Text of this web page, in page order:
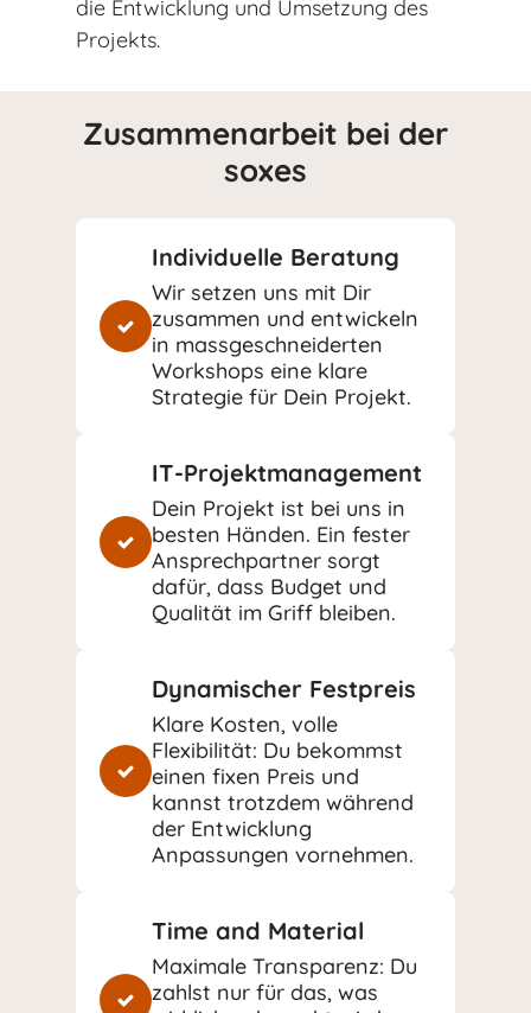
die Entwicklung und Umsetzung des
Projekts.
Zusammenarbeit bei der
soxes
Individuelle Beratung
Wir setzen uns mit Dir
zusammen und entwickeln
in massgeschneiderten
Workshops eine klare
Strategie für Dein Projekt.
IT-Projektmanagement
Dein Projekt ist bei uns in
besten Händen. Ein fester
Ansprechpartner sorgt
dafür, dass Budget und
Qualität im Griff bleiben.
Dynamischer Festpreis
Klare Kosten, volle
Flexibilität: Du bekommst
einen fixen Preis und
kannst trotzdem während
der Entwicklung
Anpassungen vornehmen.
Time and Material
Maximale Transparenz: Du
zahlst nur für das, was